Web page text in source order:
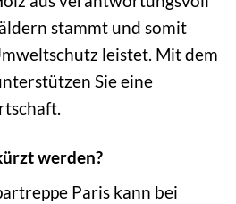
stammt und somit
leistet. Mit dem
Sie eine
werden?
Paris kann bei